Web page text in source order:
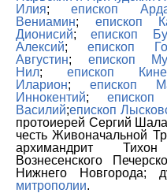
Илия;епископ
Вениамин; епископ
Дионисий;епископ
Алексий; епископ
Августин; епископ
Нил; епископ
Иларион; епископ
Иннокентий;
Василий;епископ
протоиерей Сергий
честь Живоначальной
архимандрит
Вознесенского
Нижнего Новгорода;
митрополии.